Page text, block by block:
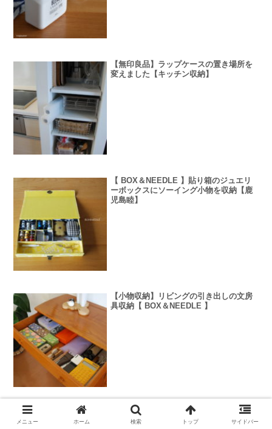
【無印良品】ラップケースの置き場所を
変えました【キッチン収納】
【 BOX＆NEEDLE 】貼り箱のジュエリ
ーボックスにソーイング小物を収納【鹿
児島睦】
【小物収納】リビングの引き出しの文房
具収納【 BOX＆NEEDLE 】
【 100均 】家電のコードをゴムバンドで
まとめてスッキリ【キッチン収納】
メニュー ホーム 検索 トップ サイドバー